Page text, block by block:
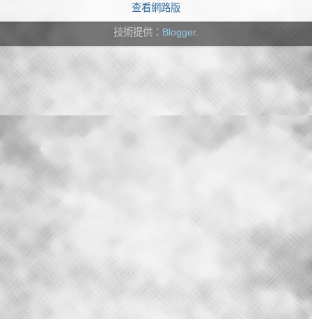
查看網路版
技術提供： Blogger.